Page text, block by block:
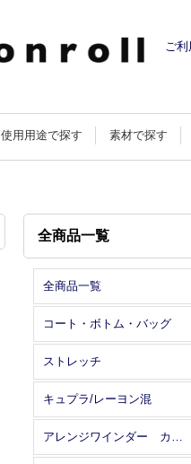
ご利
使用用途で探す 素材で探す
全商品一覧
全商品一覧
コート・ボトム・バッグ
ストレッチ
キュプラ/レーヨン混
アレンジワインダー カットジャカード